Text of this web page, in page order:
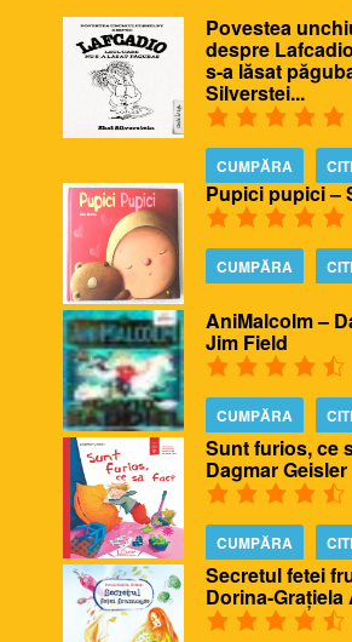
Povestea
despre
s-a lăsat
Silverstei...
CUMPĂRA
Pupici pupici –
CUMPĂRA
AniMalcolm –
Jim Field
CUMPĂRA
Sunt furios, ce
Dagmar Geisler
CUMPĂRA
Secretul fetei
Dorina-Grațiela